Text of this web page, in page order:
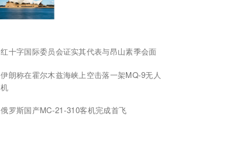
红十字国际委员会证实其代表与昂山素季会面
伊朗称在霍尔木兹海峡上空击落一架MQ-9无人
机
俄罗斯国产MC-21-310客机完成首飞